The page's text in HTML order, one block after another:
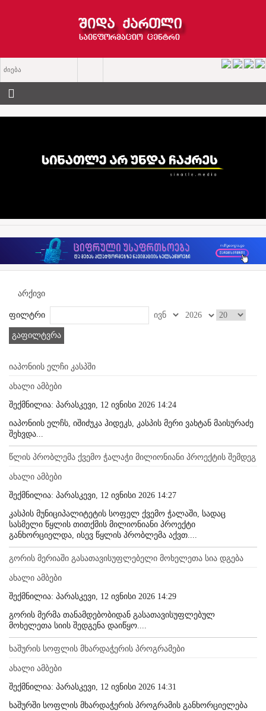
არქივი
ფილტრი
გაფილტვრა
იაპონიის ელჩი კასპში
ახალი ამბები
შექმნილია: პარასკევი, 12 ივნისი 2026 14:24
იაპონიის ელჩს, იშიძუკა ჰიდეკს, კასპის მერი ვახტან მაისურაძე
შეხვდა...
წლის პრობლემა ქვემო ჭალაჭი მილიონიანი პროექტის შემდეგ
ახალი ამბები
შექმნილია: პარასკევი, 12 ივნისი 2026 14:27
კასპის მუნიციპალიტეტის სოფელ ქვემო ჭალაში, სადაც
სასმელი წყლის თითქმის მილიონიანი პროექტი
განხორციელდა, ისევ წყლის პრობლემა აქვთ....
გორის მერიაში გასათავისუფლებელი მოხელეთა სია დგება
ახალი ამბები
შექმნილია: პარასკევი, 12 ივნისი 2026 14:29
გორის მერმა თანამდებობიდან გასათავისუფლებულ
მოხელეთა სიის შედგენა დაიწყო....
ხაშურის სოფლის მხარდაჭერის პროგრამები
ახალი ამბები
შექმნილია: პარასკევი, 12 ივნისი 2026 14:31
ხაშურში სოფლის მხარდაჭერის პროგრამის განხორციელება